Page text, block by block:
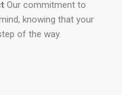
Our commitment to
knowing that your
of the way.